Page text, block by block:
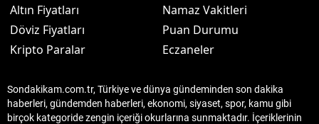
Altın Fiyatları
Döviz Fiyatları
Kripto Paralar
Namaz Vakitleri
Puan Durumu
Eczaneler
Sondakikam.com.tr, Türkiye ve dünya gündeminden son dakika
haberleri, gündemden haberleri, ekonomi, siyaset, spor, kamu gibi
birçok kategoride zengin içeriği okurlarına sunmaktadır. İçeriklerinin